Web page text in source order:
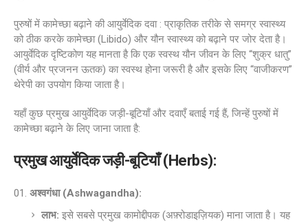
पुरुषों में कामेच्छा बढ़ाने की आयुर्वेदिक दवा : प्राकृतिक तरीके से समग्र स्वास्थ्य
को ठीक करके कामेच्छा (Libido) और यौन स्वास्थ्य को बढ़ाने पर जोर देता है।
आयुर्वेदिक दृष्टिकोण यह मानता है कि एक स्वस्थ यौन जीवन के लिए “शुक्र धातु”
(वीर्य और प्रजनन ऊतक) का स्वस्थ होना जरूरी है और इसके लिए “वाजीकरण”
थेरेपी का उपयोग किया जाता है।
यहाँ कुछ प्रमुख आयुर्वेदिक जड़ी-बूटियाँ और दवाएँ बताई गई हैं, जिन्हें पुरुषों में
कामेच्छा बढ़ाने के लिए जाना जाता है:
प्रमुख आयुर्वेदिक जड़ी-बूटियाँ (Herbs):
अश्वगंधा (Ashwagandha):
लाभ: इसे सबसे प्रमुख कामोद्दीपक (अफ़्रोडाइज़ियक) माना जाता है। यह